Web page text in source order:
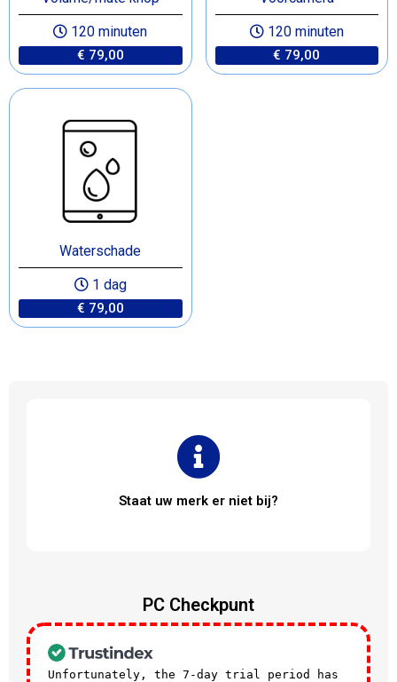
120 minuten
€ 79,00
120 minuten
€ 79,00
Waterschade
1 dag
€ 79,00
Staat uw merk er niet bij?
PC Checkpunt
Unfortunately, the 7-day trial period has